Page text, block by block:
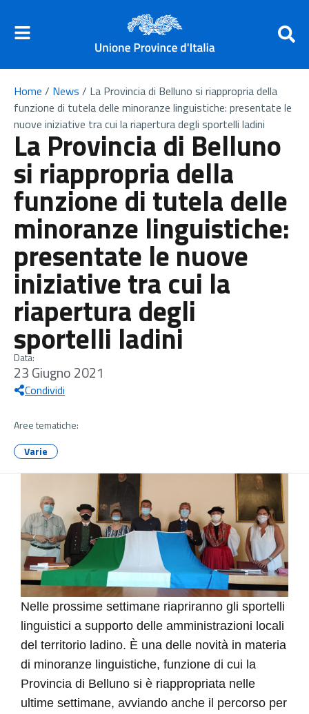
Home / News / La Provincia di Belluno si riappropria della
funzione di tutela delle minoranze linguistiche: presentate le
nuove iniziative tra cui la riapertura degli sportelli ladini
La Provincia di Belluno
si riappropria della
funzione di tutela delle
minoranze linguistiche:
presentate le nuove
iniziative tra cui la
riapertura degli
sportelli ladini
Data:
23 Giugno 2021
Condividi
Aree tematiche:
Varie
Nelle prossime settimane riapriranno gli sportelli
linguistici a supporto delle amministrazioni locali
del territorio ladino. È una delle novità in materia
di minoranze linguistiche, funzione di cui la
Provincia di Belluno si è riappropriata nelle
ultime settimane, avviando anche il percorso per